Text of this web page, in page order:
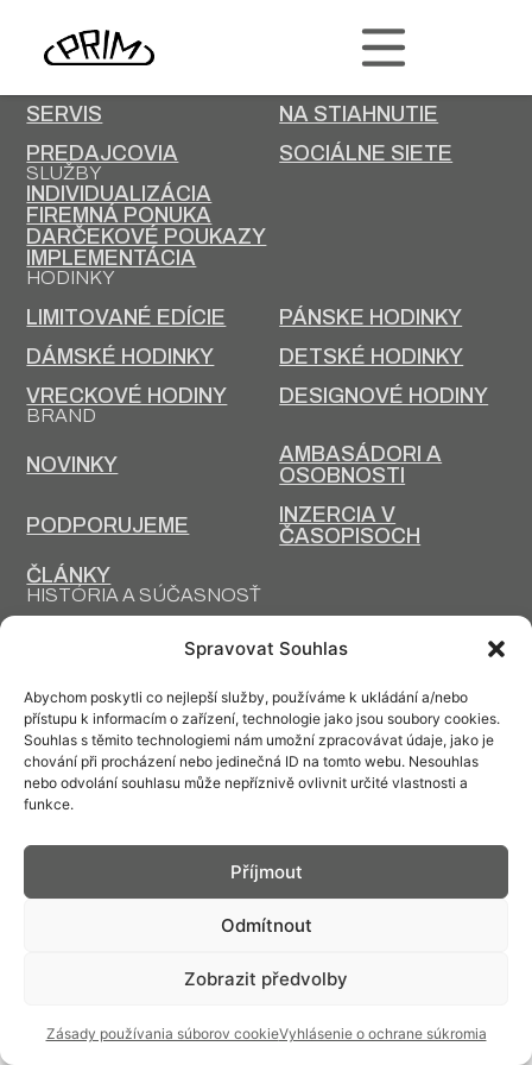
Spravovat Souhlas
Abychom poskytli co nejlepší služby, používáme k ukládání a/nebo
přístupu k informacím o zařízení, technologie jako jsou soubory cookies.
Souhlas s těmito technologiemi nám umožní zpracovávat údaje, jako je
chování při procházení nebo jedinečná ID na tomto webu. Nesouhlas
nebo odvolání souhlasu může nepříznivě ovlivnit určité vlastnosti a
funkce.
Příjmout
Odmítnout
Zobrazit předvolby
Zásady používania súborov cookieVyhlásenie o ochrane súkromia
PRIM
KARIÉRA
SERVIS
NA STIAHNUTIE
PREDAJCOVIA
SOCIÁLNE SIETE
SLUŽBY
INDIVIDUALIZÁCIA
FIREMNÁ PONUKA
DARČEKOVÉ POUKAZY
IMPLEMENTÁCIA
HODINKY
LIMITOVANÉ EDÍCIE
PÁNSKE HODINKY
DÁMSKÉ HODINKY
DETSKÉ HODINKY
VRECKOVÉ HODINY
DESIGNOVÉ HODINY
BRAND
NOVINKY
AMBASÁDORI A
OSOBNOSTI
PODPORUJEME
INZERCIA V
ČASOPISOCH
ČLÁNKY
HISTÓRIA A SÚČASNOSŤ
TECHNOLÓGIE
© PRIM2026